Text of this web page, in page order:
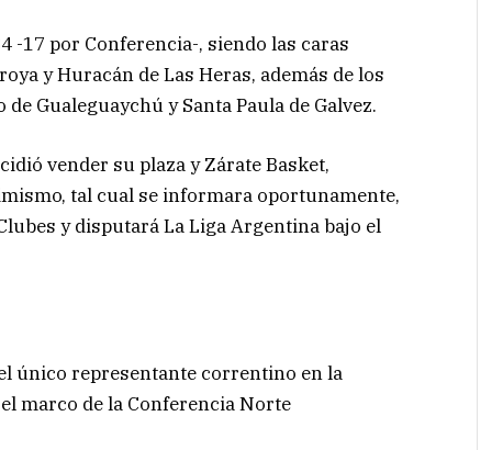
-17 por Conferencia-, siendo las caras
y Huracán de Las Heras, además de los
Gualeguaychú y Santa Paula de Galvez.
vender su plaza y Zárate Basket,
tal cual se informara oportunamente,
y disputará La Liga Argentina bajo el
único representante correntino en la
marco de la Conferencia Norte